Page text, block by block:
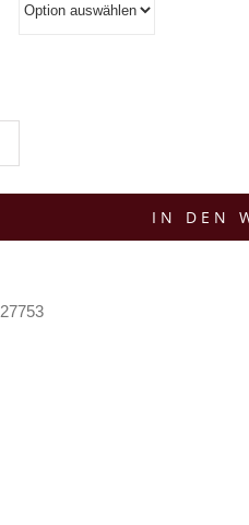
IN DEN
27753